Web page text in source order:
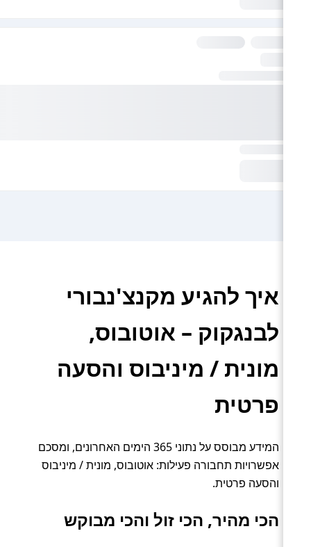
איך להגיע מקנצ'נבורי
לבנגקוק – אוטובוס,
מונית / מיניבוס והסעה
פרטית
המידע מבוסס על נתוני 365 הימים האחרונים, ומסכם
אפשרויות תחבורה פעילות: אוטובוס, מונית / מיניבוס
והסעה פרטית.
הכי מהיר, הכי זול והכי מבוקש